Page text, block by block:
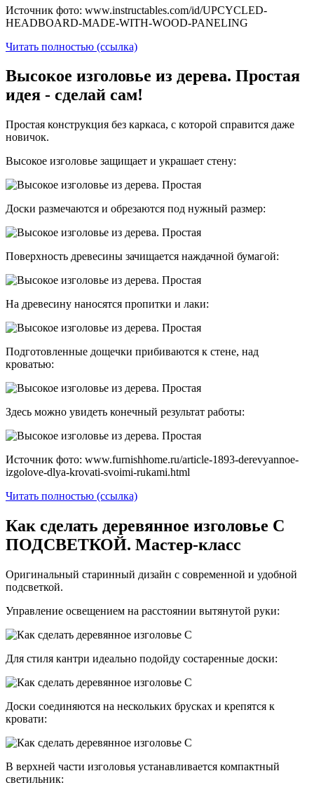
Источник фото: www.instructables.com/id/UPCYCLED-
HEADBOARD-MADE-WITH-WOOD-PANELING
Читать полностью (ссылка)
Высокое изголовье из дерева. Простая
идея - сделай сам!
Простая конструкция без каркаса, с которой справится даже
новичок.
Высокое изголовье защищает и украшает стену:
Доски размечаются и обрезаются под нужный размер:
Поверхность древесины зачищается наждачной бумагой:
На древесину наносятся пропитки и лаки:
Подготовленные дощечки прибиваются к стене, над
кроватью:
Здесь можно увидеть конечный результат работы:
Источник фото: www.furnishhome.ru/article-1893-derevyannoe-
izgolove-dlya-krovati-svoimi-rukami.html
Читать полностью (ссылка)
Как сделать деревянное изголовье С
ПОДСВЕТКОЙ. Мастер-класс
Оригинальный старинный дизайн с современной и удобной
подсветкой.
Управление освещением на расстоянии вытянутой руки:
Для стиля кантри идеально подойду состаренные доски:
Доски соединяются на нескольких брусках и крепятся к
кровати:
В верхней части изголовья устанавливается компактный
светильник: